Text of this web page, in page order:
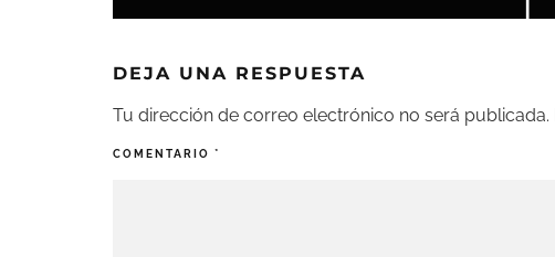
DEJA UNA RESPUESTA
Tu dirección de correo electrónico no será publicada.
COMENTARIO *